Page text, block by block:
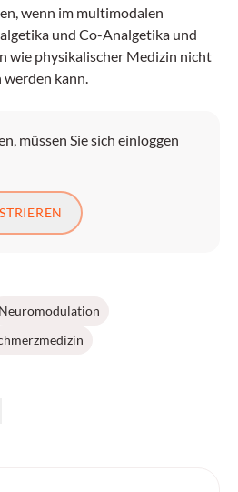
wenn im multimodalen
und Co-Analgetika und
wie physikalischer Medizin nicht
werden kann.
müssen Sie sich einloggen
Neuromodulation